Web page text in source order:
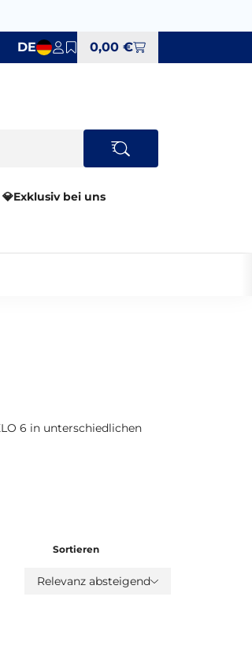
DE 0,00 €
💎Exklusiv bei uns
6 in unterschiedlichen
Sortieren
Relevanz absteigend